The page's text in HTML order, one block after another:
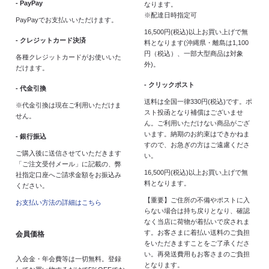
- PayPay
PayPayでお支払いいただけます。
- クレジットカード決済
各種クレジットカードがお使いいた
だけます。
- 代金引換
※代金引換は現在ご利用いただけま
せん。
- 銀行振込
ご購入後に送信させていただきます
「ご注文受付メール」に記載の、弊
社指定口座へご請求金額をお振込み
ください。
お支払い方法の詳細はこちら
会員価格
入会金・年会費等は一切無料。登録
なります。
※配達日時指定可
16,500円(税込)以上お買い上げで無
料となります(沖縄県・離島は1,100
円（税込）、一部大型商品は対象
外)。
- クリックポスト
送料は全国一律330円(税込)です。ポ
スト投函となり補償はございませ
ん。ご利用いただけない商品がござ
います。納期のお約束はできかねま
すので、お急ぎの方はご遠慮くださ
い。
16,500円(税込)以上お買い上げで無
料となります。
【重要】ご住所の不備やポストに入
らない場合は持ち戻りとなり、確認
なく当店に荷物が着払いで戻されま
す。お客さまに着払い送料のご負担
をいただきますことをご了承くださ
い。再発送費用もお客さまのご負担
となります。